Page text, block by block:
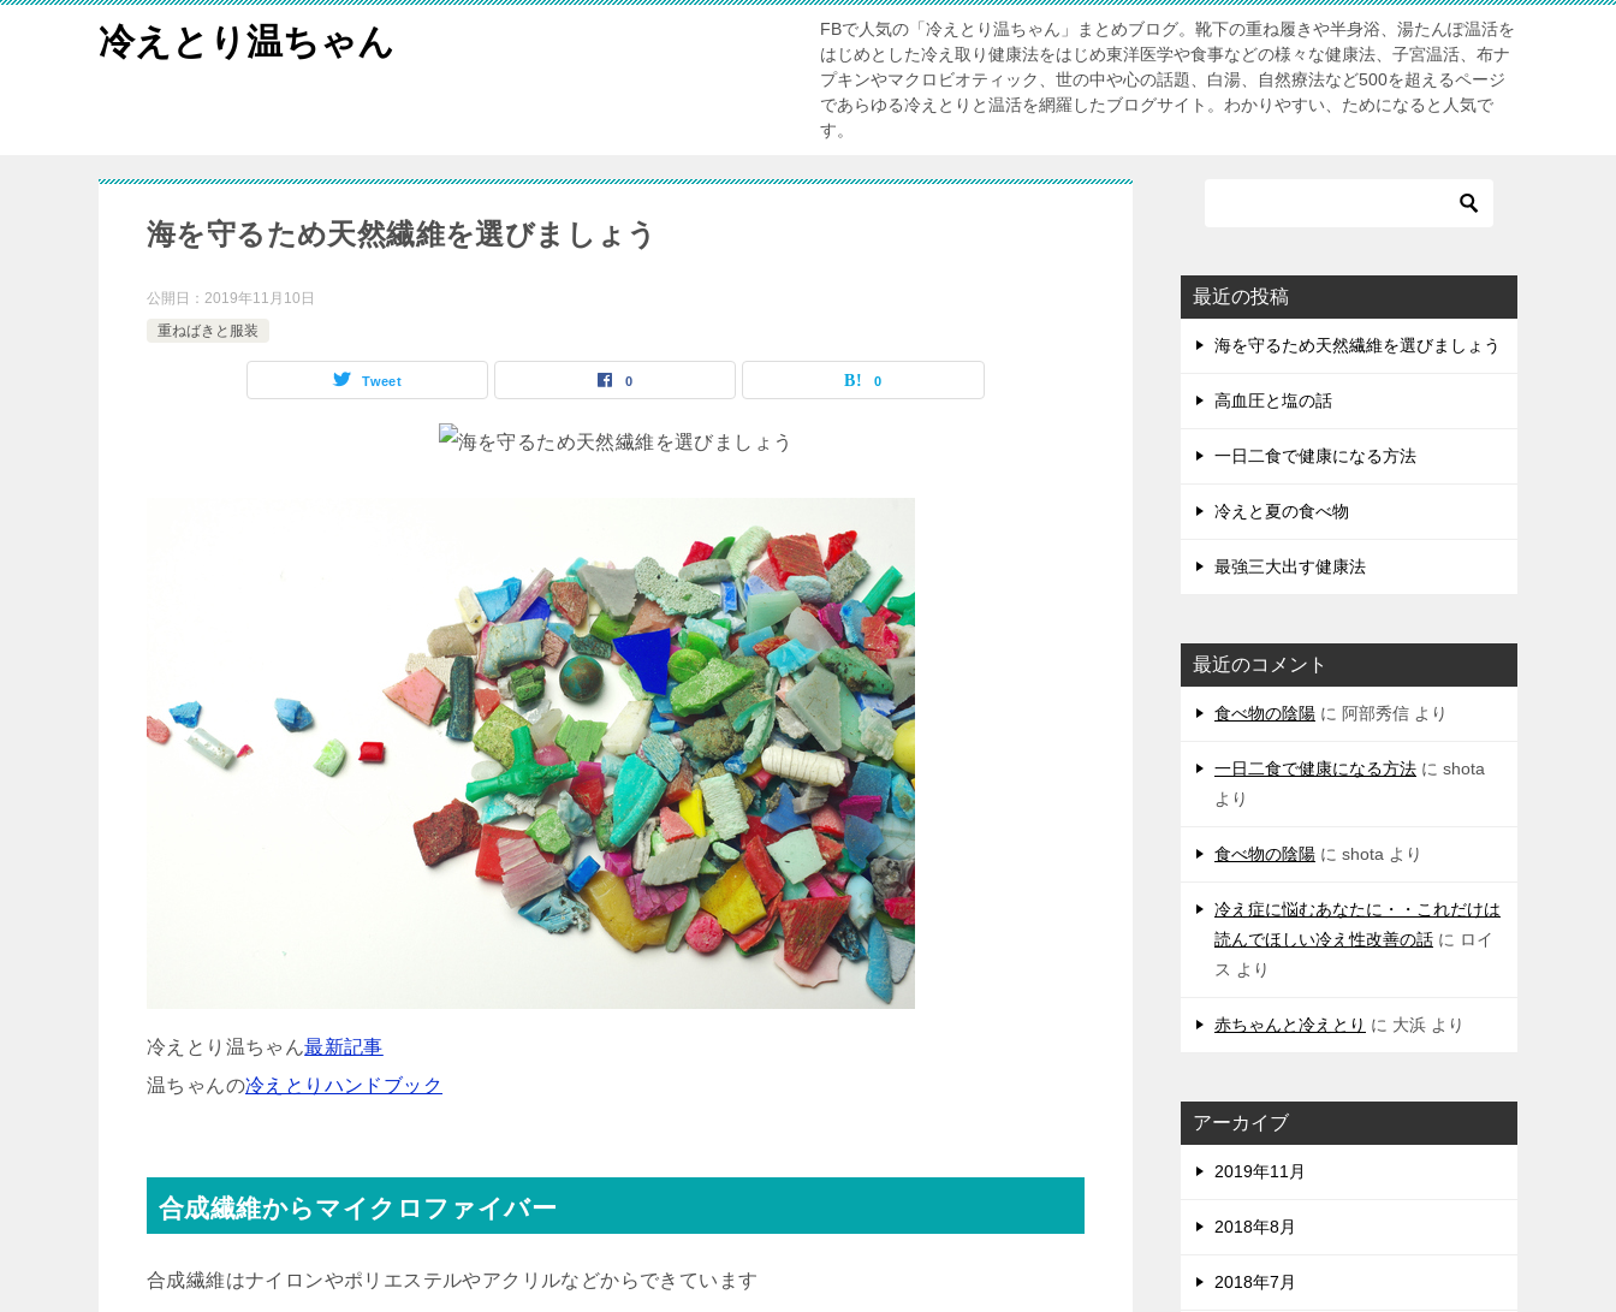
冷えとり温ちゃん
FBで人気の「冷えとり温ちゃん」まとめブログ。靴下の重ね履きや半身浴、湯たんぽ温活を
はじめとした冷え取り健康法をはじめ東洋医学や食事などの様々な健康法、子宮温活、布ナ
プキンやマクロビオティック、世の中や心の話題、白湯、自然療法など500を超えるページ
であらゆる冷えとりと温活を網羅したブログサイト。わかりやすい、ためになると人気で
す。
海を守るため天然繊維を選びましょう
公開日： 2019年11月10日
重ねばきと服装
Tweet 0 0
冷えとり温ちゃん最新記事
温ちゃんの冷えとりハンドブック
合成繊維からマイクロファイバー
合成繊維はナイロンやポリエステルやアクリルなどからできています
最近の投稿
海を守るため天然繊維を選びましょう
高血圧と塩の話
一日二食で健康になる方法
冷えと夏の食べ物
最強三大出す健康法
最近のコメント
食べ物の陰陽 に 阿部秀信 より
一日二食で健康になる方法 に shota
より
食べ物の陰陽 に shota より
冷え症に悩むあなたに・・これだけは
読んでほしい冷え性改善の話 に ロイ
ス より
赤ちゃんと冷えとり に 大浜 より
アーカイブ
2019年11月
2018年8月
2018年7月